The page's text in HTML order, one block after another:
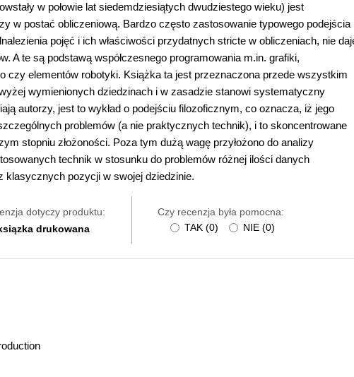
w połowie lat siedemdziesiątych dwudziestego wieku) jest
w postać obliczeniową. Bardzo często zastosowanie typowego podejścia
pojęć i ich właściwości przydatnych stricte w obliczeniach, nie
A te są podstawą współczesnego programowania m.in. grafiki,
czy elementów robotyki. Książka ta jest przeznaczona przede wszystkim
wymienionych dziedzinach i w zasadzie stanowi systematyczny
autorzy, jest to wykład o podejściu filozoficznym, co oznacza, iż jego
problemów (a nie praktycznych technik), i to skoncentrowane
stopniu złożoności. Poza tym dużą wagę przyłożono do analizy
technik w stosunku do problemów różnej ilości danych
klasycznych pozycji w swojej dziedzinie.
dotyczy produktu:
drukowana
Czy recenzja była pomocna:
TAK (0) NIE (0)